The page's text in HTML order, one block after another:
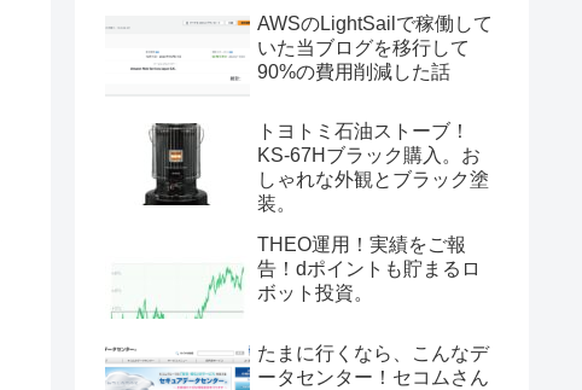
AWSのLightSailで稼働して
いた当ブログを移行して
90%の費用削減した話
トヨトミ石油ストーブ！
KS-67Hブラック購入。お
しゃれな外観とブラック塗
装。
THEO運用！実績をご報
告！dポイントも貯まるロ
ボット投資。
たまに行くなら、こんなデ
ータセンター！セコムさん